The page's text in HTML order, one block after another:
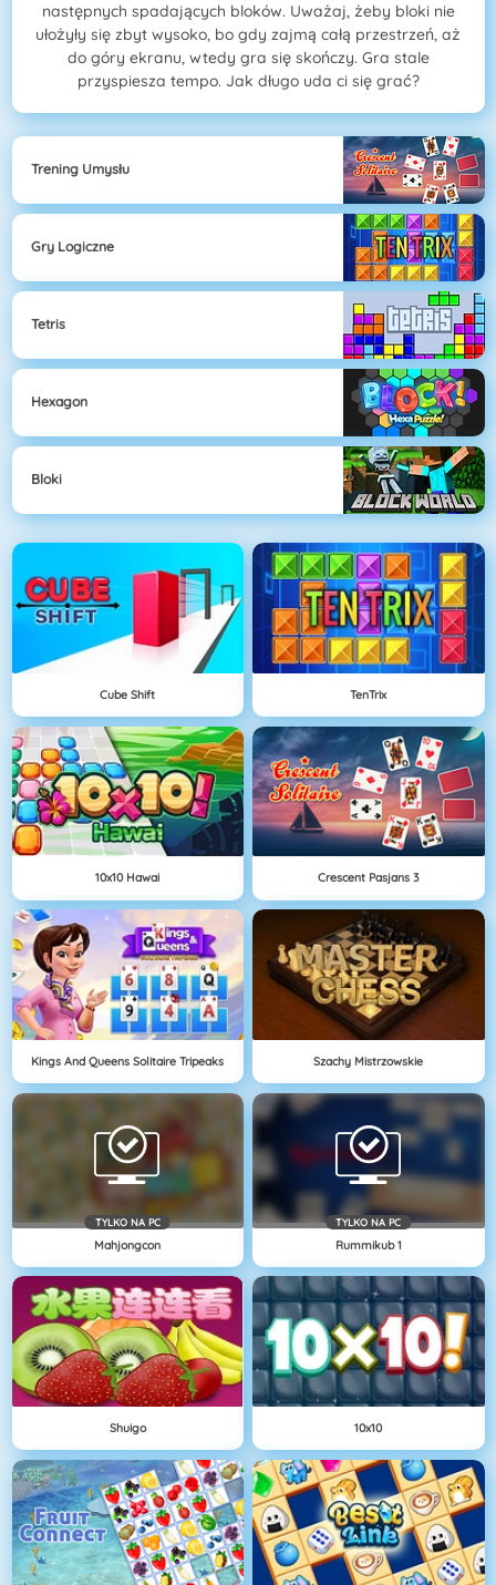
następnych spadających bloków. Uważaj, żeby bloki nie
ułożyły się zbyt wysoko, bo gdy zajmą całą przestrzeń, aż
do góry ekranu, wtedy gra się skończy. Gra stale
przyspiesza tempo. Jak długo uda ci się grać?
Trening Umysłu
Gry Logiczne
Tetris
Hexagon
Bloki
Cube Shift TenTrix
10x10 Hawai Crescent Pasjans 3
Kings And Queens Solitaire Tripeaks Szachy Mistrzowskie
TYLKO NA PC
Mahjongcon
TYLKO NA PC
Rummikub 1
Shuigo 10x10